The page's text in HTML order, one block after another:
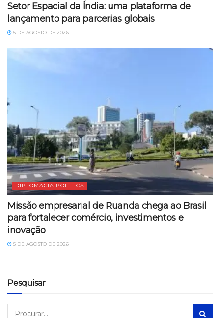
Setor Espacial da Índia: uma plataforma de
lançamento para parcerias globais
5 DE AGOSTO DE 2026
DIPLOMACIA POLÍTICA
Missão empresarial de Ruanda chega ao Brasil
para fortalecer comércio, investimentos e
inovação
5 DE AGOSTO DE 2026
Pesquisar